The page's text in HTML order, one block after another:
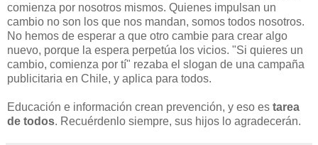
comienza por nosotros mismos. Quienes impulsan un
cambio no son los que nos mandan, somos todos nosotros.
No hemos de esperar a que otro cambie para crear algo
nuevo, porque la espera perpetúa los vicios. "Si quieres un
cambio, comienza por tí" rezaba el slogan de una campaña
publicitaria en Chile, y aplica para todos.
Educación e información crean prevención, y eso es tarea
de todos. Recuérdenlo siempre, sus hijos lo agradecerán.